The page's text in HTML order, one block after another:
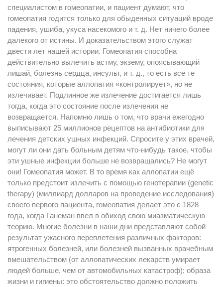
специалистом в гомеопатии, и пациент думают, что
гомеопатия годится только для обыденных ситуаций вроде
падения, ушиба, укуса насекомого и т. д. Нет ничего более
далекого от истины. И доказательством этого служат
двести лет нашей истории. Гомеопатия способна
действительно вылечить астму, экзему, опоясывающий
лишай, болезнь сердца, инсульт, и т. д., то есть все те
состояния, которые аллопатия «контролирует», но не
излечивает. Подлинное же излечение достигается лишь
тогда, когда это состояние после излечения не
возвращается. Напомню лишь о том, что врачи ежегодно
выписывают 25 миллионов рецептов на антибиотики для
лечения детских ушных инфекций. Спросите у этих врачей,
могут ли они дать больным детям что-нибудь такое, чтобы
эти ушные инфекции больше не возвращались? Не могут
они! Гомеопатия может. В то время как аллопатии ещё
только предстоит излечить с помощью генотерапии (genetic
therapy) (миллиард долларов на проведение исследования)
своего первого пациента, гомеопатия делает это с 1828
года, когда Ганеман ввел в обиход свою миазматическую
теорию. Многие болезни в наши дни представляют собой
результат ужасного переплетения различных факторов:
ятрогенных болезней, или болезней вызванных врачебным
вмешательством (от аллопатических лекарств умирает
людей больше, чем от автомобильных катастроф); образа
жизни и гигиены: это обстоятельство должно положить